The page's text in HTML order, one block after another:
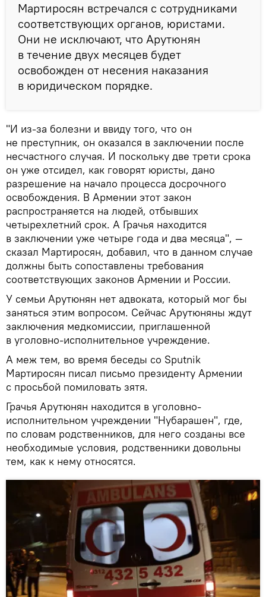
Мартиросян встречался с сотрудниками
соответствующих органов, юристами.
Они не исключают, что Арутюнян
в течение двух месяцев будет
освобожден от несения наказания
в юридическом порядке.
"И из-за болезни и ввиду того, что он
не преступник, он оказался в заключении после
несчастного случая. И поскольку две трети срока
он уже отсидел, как говорят юристы, дано
разрешение на начало процесса досрочного
освобождения. В Армении этот закон
распространяется на людей, отбывших
четырехлетний срок. А Грачья находится
в заключении уже четыре года и два месяца", —
сказал Мартиросян, добавил, что в данном случае
должны быть сопоставлены требования
соответствующих законов Армении и России.
У семьи Арутюнян нет адвоката, который мог бы
заняться этим вопросом. Сейчас Арутюняны ждут
заключения медкомиссии, приглашенной
в уголовно-исполнительное учреждение.
А меж тем, во время беседы со Sputnik
Мартиросян писал письмо президенту Армении
с просьбой помиловать зятя.
Грачья Арутюнян находится в уголовно-
исполнительном учреждении "Нубарашен", где,
по словам родственников, для него созданы все
необходимые условия, родственники довольны
тем, как к нему относятся.